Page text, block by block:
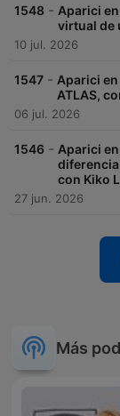
1548 - Aparici
virtual de
10 jul. 2026
1547 - Aparici
ATLAS,
06 jul. 2026
1546 - Aparici
con Kiko
27 jun. 2026
Más